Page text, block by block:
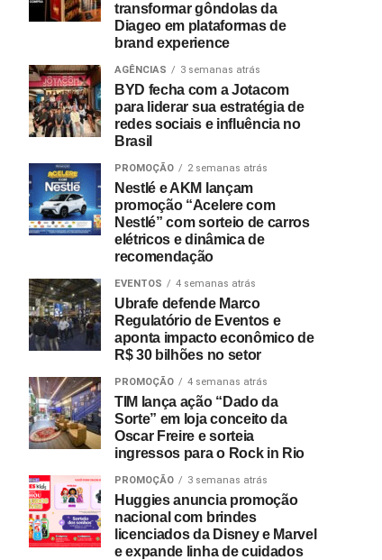
transformar gôndolas da
Diageo em plataformas de
brand experience
AGÊNCIAS 3 semanas atrás
BYD fecha com a Jotacom
para liderar sua estratégia de
redes sociais e influência no
Brasil
PROMOÇÃO 2 semanas atrás
Nestlé e AKM lançam
promoção “Acelere com
Nestlé” com sorteio de carros
elétricos e dinâmica de
recomendação
EVENTOS 4 semanas atrás
Ubrafe defende Marco
Regulatório de Eventos e
aponta impacto econômico de
R$ 30 bilhões no setor
PROMOÇÃO 4 semanas atrás
TIM lança ação “Dado da
Sorte” em loja conceito da
Oscar Freire e sorteia
ingressos para o Rock in Rio
PROMOÇÃO 3 semanas atrás
Huggies anuncia promoção
nacional com brindes
licenciados da Disney e Marvel
e expande linha de cuidados